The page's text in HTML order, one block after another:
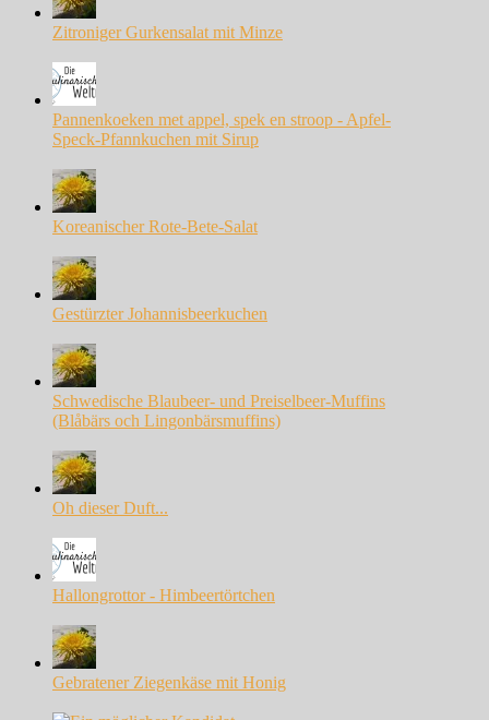
Zitroniger Gurkensalat mit Minze
Pannenkoeken met appel, spek en stroop - Apfel-
Speck-Pfannkuchen mit Sirup
Koreanischer Rote-Bete-Salat
Gestürzter Johannisbeerkuchen
Schwedische Blaubeer- und Preiselbeer-Muffins
(Blåbärs och Lingonbärsmuffins)
Oh dieser Duft...
Hallongrottor - Himbeertörtchen
Gebratener Ziegenkäse mit Honig